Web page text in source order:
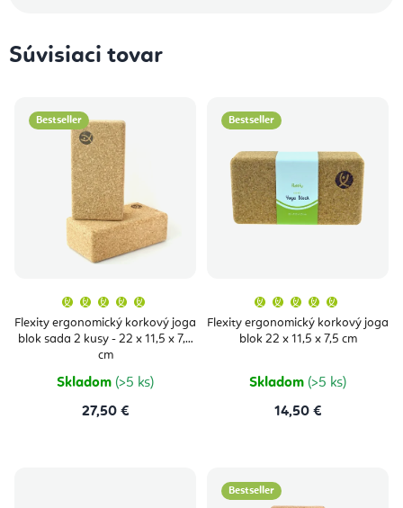
Súvisiaci tovar
Bestseller
Flexity ergonomický korkový joga
blok sada 2 kusy - 22 x 11,5 x 7,5
cm
produktu
je
5,0
hviezdičiek.
Skladom (>5 ks)
27,50 €
Bestseller
Flexity ergonomický korkový joga
blok 22 x 11,5 x 7,5 cm
produktu
je
5,0
Skladom (>5 ks)
14,50 €
Bestseller